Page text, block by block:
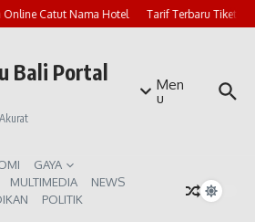
Catut Nama Hotel Tarif Terbaru Tiket
Bali Portal
Men
u
GAYA
MULTIMEDIA
NEWS
POLITIK